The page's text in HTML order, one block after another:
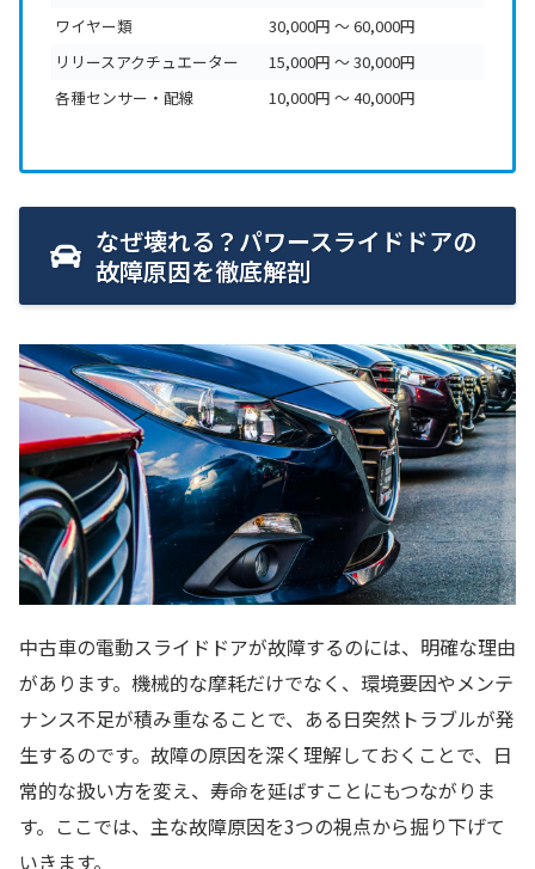
ワイヤー類
30,000円 〜 60,000円
リリースアクチュエーター
15,000円 〜 30,000円
各種センサー・配線
10,000円 〜 40,000円
なぜ壊れる？パワースライドドアの
故障原因を徹底解剖
中古車の電動スライドドアが故障するのには、明確な理由
があります。機械的な摩耗だけでなく、環境要因やメンテ
ナンス不足が積み重なることで、ある日突然トラブルが発
生するのです。故障の原因を深く理解しておくことで、日
常的な扱い方を変え、寿命を延ばすことにもつながりま
す。ここでは、主な故障原因を3つの視点から掘り下げて
いきます。